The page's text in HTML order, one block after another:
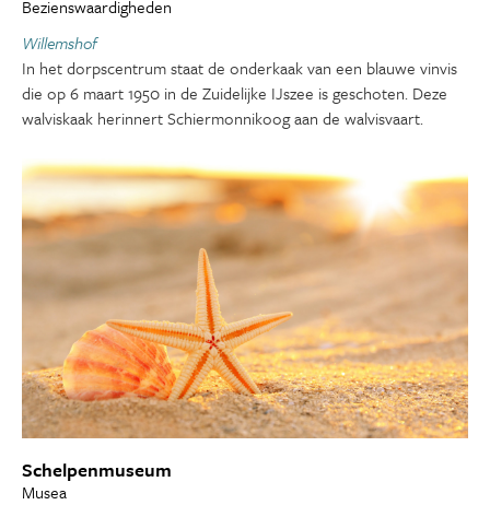
Bezienswaardigheden
Willemshof
In het dorpscentrum staat de onderkaak van een blauwe vinvis
die op 6 maart 1950 in de Zuidelijke IJszee is geschoten. Deze
walviskaak herinnert Schiermonnikoog aan de walvisvaart.
Schelpenmuseum
Musea